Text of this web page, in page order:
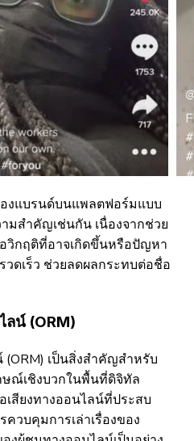
งแบรนด์บนแพลตฟอร์มแบบ
มสำคัญเช่นกัน เนื่องจากช่วย
วิกฤติที่อาจเกิดขึ้นหรือปัญหา
ดเร็ว ช่วยลดผลกระทบต่อชื่อ
ลน์ (ORM)
(ORM) เป็นสิ่งสำคัญสำหรับ
ณ์เชิงบวกในพื้นที่ดิจิทัล
เสียงทางออนไลน์ที่ประสบ
วบคุมการเล่าเรื่องของ